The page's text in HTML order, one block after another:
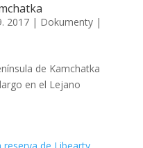
2017| Dokumenty|
de Kamchatka
en el Lejano